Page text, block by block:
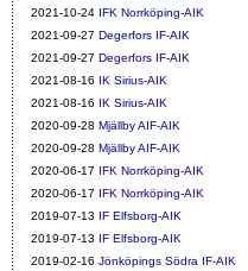
2021-10-24 IFK Norrköping-AIK
2021-09-27 Degerfors IF-AIK
2021-09-27 Degerfors IF-AIK
2021-08-16 IK Sirius-AIK
2021-08-16 IK Sirius-AIK
2020-09-28 Mjällby AIF-AIK
2020-09-28 Mjällby AIF-AIK
2020-06-17 IFK Norrköping-AIK
2020-06-17 IFK Norrköping-AIK
2019-07-13 IF Elfsborg-AIK
2019-07-13 IF Elfsborg-AIK
2019-02-16 Jönköpings Södra IF-AIK